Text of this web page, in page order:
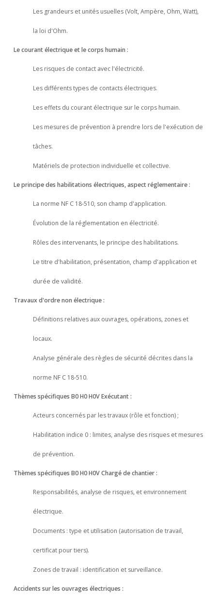
Les grandeurs et unités usuelles (Volt, Ampère, Ohm, Watt),
la loi d'Ohm.
Le courant électrique et le corps humain :
Les risques de contact avec l'électricité.
Les différents types de contacts électriques.
Les effets du courant électrique sur le corps humain.
Les mesures de prévention à prendre lors de l'exécution de
tâches.
Matériels de protection individuelle et collective.
Le principe des habilitations électriques, aspect réglementaire :
La norme NF C 18-510, son champ d'application.
Évolution de la réglementation en électricité.
Rôles des intervenants, le principe des habilitations.
Le titre d'habilitation, présentation, champ d'application et
durée de validité.
Travaux d'ordre non électrique :
Définitions relatives aux ouvrages, opérations, zones et
locaux.
Analyse générale des règles de sécurité décrites dans la
norme NF C 18-510.
Thèmes spécifiques B0 H0 H0V Exécutant :
Acteurs concernés par les travaux (rôle et fonction) ;
Habilitation indice 0 : limites, analyse des risques et mesures
de prévention.
Thèmes spécifiques B0 H0 H0V Chargé de chantier :
Responsabilités, analyse de risques, et environnement
électrique.
Documents : type et utilisation (autorisation de travail,
certificat pour tiers).
Zones de travail : identification et surveillance.
Accidents sur les ouvrages électriques :